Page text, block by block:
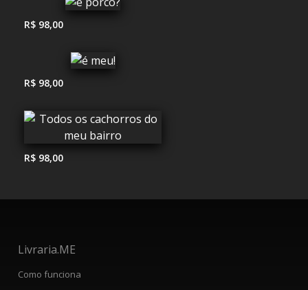
R$ 98,00
R$ 98,00
R$ 98,00
Livraria.ME
Como funciona